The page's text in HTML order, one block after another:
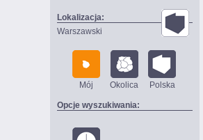
Lokalizacja:
Warszawski
Mój Okolica Polska
Opcje wyszukiwania: